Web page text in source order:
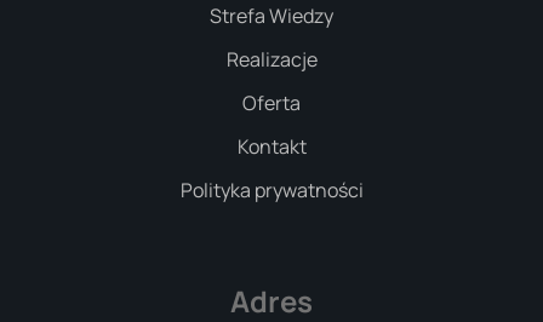
Strefa Wiedzy
Realizacje
Oferta
Kontakt
Polityka prywatności
Adres